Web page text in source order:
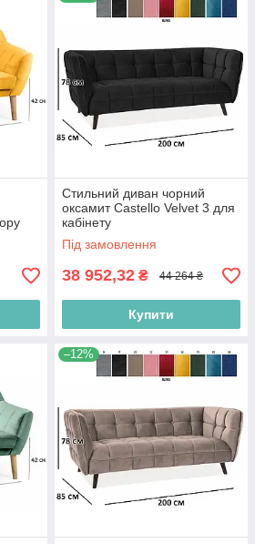
Стильний диван чорний
оксамит Castello Velvet 3 для
кабінету
Під замовлення
38 952,32 ₴ 44 264 ₴
Купити
–12%